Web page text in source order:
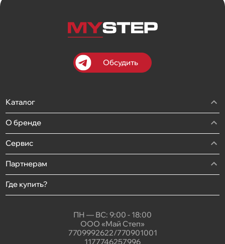
Обсудить
Каталог
О бренде
Сервис
Партнерам
Где купить?
ПН — ВС: 9:00 - 18:00
ООО «Май Степ»
7709992622/770901001
1177746257996